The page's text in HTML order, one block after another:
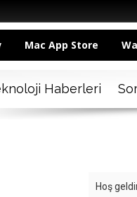
Mac App Store
Haberleri
Hoş